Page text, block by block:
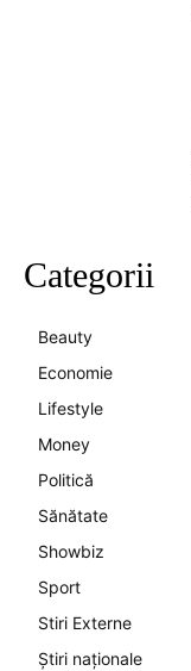
Categorii
Beauty
Economie
Lifestyle
Money
Politică
Sănătate
Showbiz
Sport
Stiri Externe
Știri naționale